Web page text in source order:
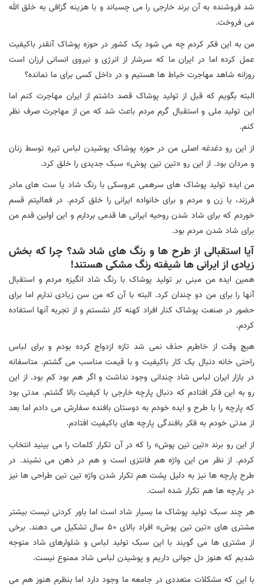
شد فروشنده به آن برند خارجی را می چسباند و با هزینه گزافی به خلق الله
می فروخت.
من به این فکر کردم چه می شود یک کشور در حوزه پوشاک آنقدر باکیفیت
عمل کرده اما در ایران ما که سرشار از انرژی و نیروی انسانی ارزان است
روزانه شاهد مهاجرت خیاط ها هستیم و در داخل کسی برای ما نمانده؟
البته بگویم که قبل از تولید پوشاک قصد داشتم از ایران مهاجرت کنم اما
این تولید ملی و استقبال گرم مردم باعث شد که من از مهاجرت صرف نظر
کنم.
از این رو دغدغه اصلی من در حوزه پوشاک پوشیدن لباس تیره توسط زنان
و مردان بود. از این رو «تین تین پوش» سبک جدیدی را خلق کرد.
من ایده تولید پوشاک های سرهمی عروسکی با رنگ شاد یا ست های مادر
فرزند، یا زن و مردم و برای خانواده ایرانی را خلق کردم. در فعالیتم قسم
خوردم که برای شاد شدن روحیه ایرانی ها قدمی بردارم و این اولین قدم من
برای شاد شدن مردم بود.
آیا استقبالی از طرح ها و رنگ های شاد شد؟ چرا که بخش
زیادی از ایرانی ها شیفته رنگ مشکی هستند!
همین ایده من مبنی بر تولید پوشاک با رنگ شاد انگیزه مردم و استقبال
آنها را برای من دو چندان کرد. البته با آن که من سن زیادی ندارم اما برای
حضور در صنعت پوشاک کنار افراد کهنه کار نشستم و از تجربه آنها استفاده
کردم.
هیچ وقت از خاطرم حذف نمی شد تازه ازدواج کرده بودم و برای لباس
راحتی خانه دنبال یک کار باکیفیت و با قیمت مناسب می گشتم. متاسفانه
در بازار ایران لباس شاد چندانی وجود نداشت و اگر هم بود کم بود. از این
رو به این فکر افتادم که دنبال پارچه خارجی با کیفیت بالا گشتم. مدتی بود
که پارچه را با طرح و ایده خودم به دوستان بافنده سفارش می دادم اما بعد
از مدتی خودم به فکر بافندگی پارچه های باکیفیت افتادم.
از این رو برند «تین تین پوش» را که در آن تکرار کلمات را می بینید انتخاب
کردم. از نظر من این واژه هم فانتزی است و هم در ذهن می نشیند. در
طرح پارچه ها نیز به دلیل پشت هم تکرار شدن واژه تین تین طراحی ها نیز
در پارچه ها هم تکرار شده است.
هر چند سبک تولید پوشاک ما بسیار شاد است اما باور کردنی نیست بیشتر
مشتری های «تین تین پوش» افراد بالای 50 سال تشکیل می دهند. برخی
از مشتری ها می گویند با این سبک تولید لباس و شلوارهای شاد متوجه
شدیم که هنوز دل جوانی داریم و پوشیدن لباس شاد ممنوع نیست.
با این که مشکلات متعددی در جامعه ما وجود دارد اما بنظرم هنوز هم می